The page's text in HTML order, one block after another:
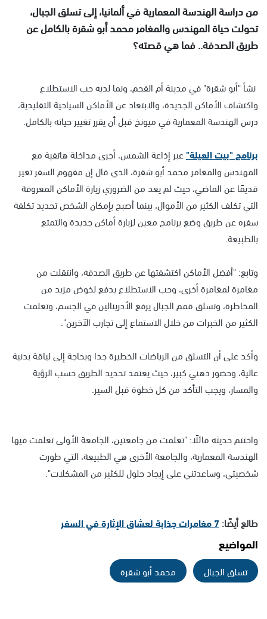
من دراسة الهندسة المعمارية في ألمانيا، إلى تسلق الجبال،
تحولت حياة المهندس والمغامر محمد أبو شقرة بالكامل عن
طريق الصدفة.. فما هي قصته؟
نشأ "أبو شقرة" في مدينة أم الفحم، ونما لديه حب الاستطلاع
واكتشاف الأماكن الجديدة، والابتعاد عن الأماكن السياحية التقليدية،
درس الهندسة المعمارية في ميونخ قبل أن يقرر تغيير حياته بالكامل.
برنامج "بيت العيلة"عبر إذاعة الشمس، أجرى مداخلة هاتفية مع
المهندس والمغامر محمد أبو شقرة، الذي قال إن مفهوم السفر تغير
قديمًا عن الماضي، حيث لم يعد من الضروري زيارة الأماكن المعروفة
التي تكلف الكثير من الأموال، بينما أصبح بإمكان الشخص تحديد تكلفة
سفره عن طريق وضع برنامج معين لزيارة أماكن جديدة والتمتع
بالطبيعة.
وتابع: "أفضل الأماكن اكتشفتها عن طريق الصدفة، وانتقلت من
مغامرة لمغامرة أخرى، وحب الاستطلاع يدفع لخوض مزيد من
المخاطرة، وتسلق قمم الجبال يرفع الأدرينالين في الجسم، وتعلمت
الكثير من الخبرات من خلال الاستماع إلى تجارب الآخرين".
وأكد على أن التسلق من الرياضات الخطيرة جدا وبحاجة إلى لياقة بدنية
عالية، وحضور ذهني كبير، حيث يعتمد تحديد الطريق حسب الرؤية
والمسار، ويجب التأكد من كل خطوة قبل السير.
واختتم حديثه قائلًا: "تعلمت من جامعتين، الجامعة الأولى تعلمت فيها
الهندسة المعمارية، والجامعة الأخرى هي الطبيعة، التي طورت
شخصيتي، وساعدتني على إيجاد حلول للكثير من المشكلات".
طالع أيضًا: 7 مغامرات جذابة لعشاق الإثارة في السفر
المواضيع
تسلق الجبال محمد أبو شقرة